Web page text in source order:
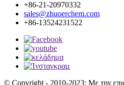
+86-21-20970332
sales@zhuoerchem.com
+86-13524231522
© Copyright - 2010-2023: Με την